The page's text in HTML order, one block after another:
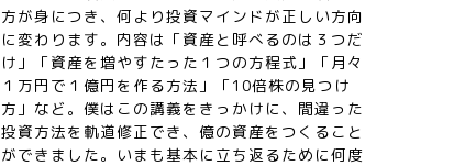
方が身につき、何より投資マインドが正しい方向
に変わります。内容は「資産と呼べるのは３つだ
け」「資産を増やすたった１つの方程式」「月々
１万円で１億円を作る方法」「10倍株の見つけ
方」など。僕はこの講義をきっかけに、間違った
投資方法を軌道修正でき、億の資産をつくること
ができました。いまも基本に立ち返るために何度